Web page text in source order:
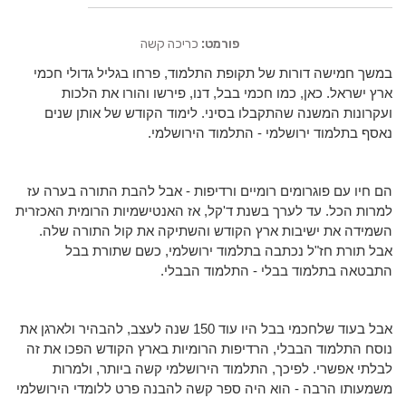
פורמט: כריכה קשה
במשך חמישה דורות של תקופת התלמוד, פרחו בגליל גדולי חכמי
ארץ ישראל. כאן, כמו חכמי בבל, דנו, פירשו והורו את הלכות
ועקרונות המשנה שהתקבלו בסיני. לימוד הקודש של אותן שנים
נאסף בתלמוד ירושלמי - התלמוד הירושלמי.
הם חיו עם פוגרומים רומיים ורדיפות - אבל להבת התורה בערה עז
למרות הכל. עד לערך בשנת ד'קל, אז האנטישמיות הרומית האכזרית
השמידה את ישיבות ארץ הקודש והשתיקה את קול התורה שלה.
אבל תורת חז"ל נכתבה בתלמוד ירושלמי, כשם שתורת בבל
התבטאה בתלמוד בבלי - התלמוד הבבלי.
אבל בעוד שלחכמי בבל היו עוד 150 שנה לעצב, להבהיר ולארגן את
נוסח התלמוד הבבלי, הרדיפות הרומיות בארץ הקודש הפכו את זה
לבלתי אפשרי. לפיכך, התלמוד הירושלמי קשה ביותר, ולמרות
משמעותו הרבה - הוא היה ספר קשה להבנה פרט ללומדי הירושלמי